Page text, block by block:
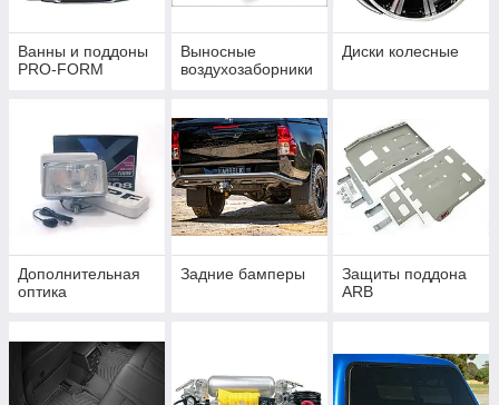
Ванны и поддоны
PRO-FORM
Выносные
воздухозаборники
Диски колесные
Дополнительная
оптика
Задние бамперы
Защиты поддона
ARB